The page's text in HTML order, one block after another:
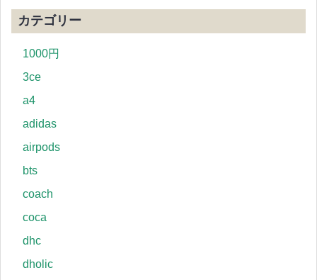
カテゴリー
1000円
3ce
a4
adidas
airpods
bts
coach
coca
dhc
dholic